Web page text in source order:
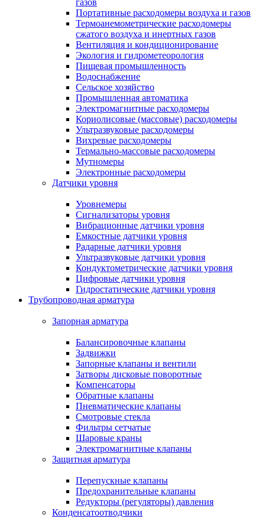
газов
Портативные расходомеры воздуха и газов
Термоанемометрические расходомеры
сжатого воздуха и инертных газов
Вентиляция и кондиционирование
Экология и гидрометеорология
Пищевая промышленность
Водоснабжение
Сельское хозяйство
Промышленная автоматика
Электромагнитные расходомеры
Кориолисовые (массовые) расходомеры
Ультразвуковые расходомеры
Вихревые расходомеры
Термально-массовые расходомеры
Мутномеры
Электронные расходомеры
Датчики уровня
Уровнемеры
Сигнализаторы уровня
Вибрационные датчики уровня
Емкостные датчики уровня
Радарные датчики уровня
Ультразвуковые датчики уровня
Кондуктометрические датчики уровня
Цифровые датчики уровня
Гидростатические датчики уровня
Трубопроводная арматура
Запорная арматура
Балансировочные клапаны
Задвижки
Запорные клапаны и вентили
Затворы дисковые поворотные
Компенсаторы
Обратные клапаны
Пневматические клапаны
Смотровые стекла
Фильтры сетчатые
Шаровые краны
Электромагнитные клапаны
Защитная арматура
Перепускные клапаны
Предохранительные клапаны
Редукторы (регуляторы) давления
Конденсатоотводчики